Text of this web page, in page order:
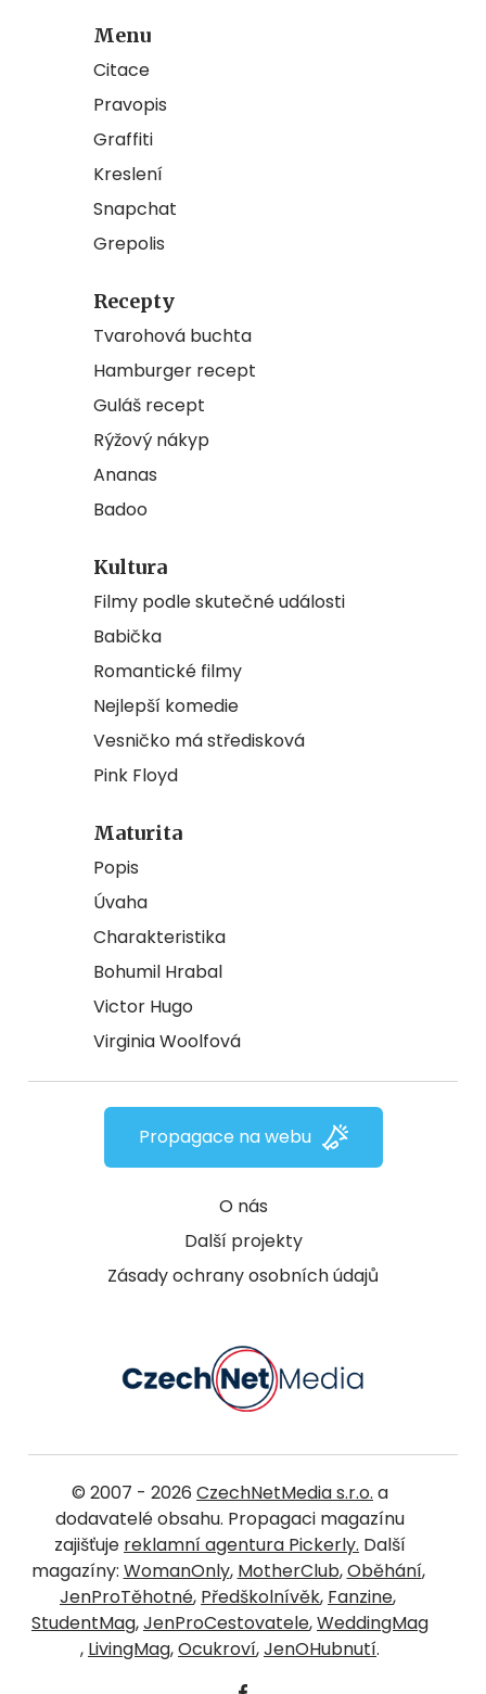
Menu
Citace
Pravopis
Graffiti
Kreslení
Snapchat
Grepolis
Recepty
Tvarohová buchta
Hamburger recept
Guláš recept
Rýžový nákyp
Ananas
Badoo
Kultura
Filmy podle skutečné události
Babička
Romantické filmy
Nejlepší komedie
Vesničko má středisková
Pink Floyd
Maturita
Popis
Úvaha
Charakteristika
Bohumil Hrabal
Victor Hugo
Virginia Woolfová
O nás
Další projekty
Zásady ochrany osobních údajů
Propagace na webu
© 2007 - 2026 CzechNetMedia s.r.o. a
dodavatelé obsahu. Propagaci magazínu
zajišťuje reklamní agentura Pickerly. Další
magazíny: WomanOnly, MotherClub,Oběhání,
JenProTěhotné, Předškolnívěk, Fanzine,
StudentMag,JenProCestovatele,WeddingMag
, LivingMag,Ocukroví,JenOHubnutí.